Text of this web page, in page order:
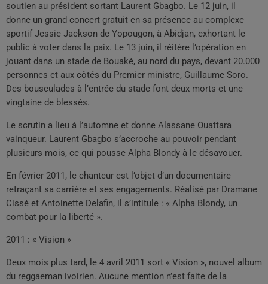
soutien au président sortant Laurent Gbagbo. Le 12 juin, il
donne un grand concert gratuit en sa présence au complexe
sportif Jessie Jackson de Yopougon, à Abidjan, exhortant le
public à voter dans la paix. Le 13 juin, il réitère l’opération en
jouant dans un stade de Bouaké, au nord du pays, devant 20.000
personnes et aux côtés du Premier ministre, Guillaume Soro.
Des bousculades à l’entrée du stade font deux morts et une
vingtaine de blessés.
Le scrutin a lieu à l’automne et donne Alassane Ouattara
vainqueur. Laurent Gbagbo s’accroche au pouvoir pendant
plusieurs mois, ce qui pousse Alpha Blondy à le désavouer.
En février 2011, le chanteur est l’objet d’un documentaire
retraçant sa carrière et ses engagements. Réalisé par Dramane
Cissé et Antoinette Delafin, il s’intitule : « Alpha Blondy, un
combat pour la liberté ».
2011 : « Vision »
Deux mois plus tard, le 4 avril 2011 sort « Vision », nouvel album
du reggaeman ivoirien. Aucune mention n’est faite de la